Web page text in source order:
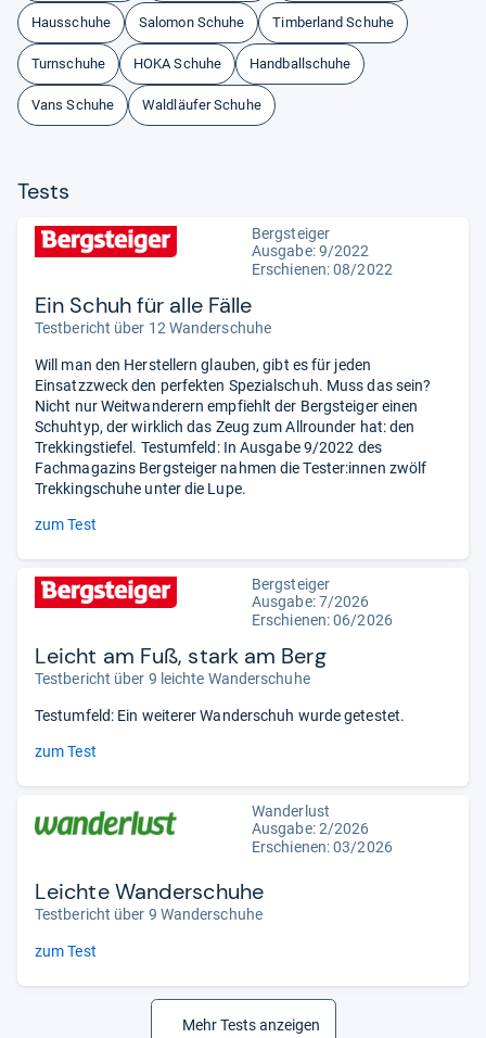
Hausschuhe Salomon Schuhe Timberland Schuhe
Turnschuhe HOKA Schuhe Handballschuhe
Vans Schuhe Waldläufer Schuhe
Tests
Bergsteiger
Ausgabe: 9/2022
Erschienen: 08/2022
Ein Schuh für alle Fälle
Testbericht über 12 Wanderschuhe
Will man den Herstellern glauben, gibt es für jeden
Einsatzzweck den perfekten Spezialschuh. Muss das sein?
Nicht nur Weitwanderern empfiehlt der Bergsteiger einen
Schuhtyp, der wirklich das Zeug zum Allrounder hat: den
Trekkingstiefel. Testumfeld: In Ausgabe 9/2022 des
Fachmagazins Bergsteiger nahmen die Tester:innen zwölf
Trekkingschuhe unter die Lupe.
zum Test
Bergsteiger
Ausgabe: 7/2026
Erschienen:06/2026
Leicht am Fuß, stark am Berg
Testbericht über 9 leichte Wanderschuhe
Testumfeld: Ein weiterer Wanderschuh wurde getestet.
zum Test
Wanderlust
Ausgabe: 2/2026
Erschienen:03/2026
Leichte Wanderschuhe
Testbericht über 9 Wanderschuhe
zum Test
Mehr Tests anzeigen